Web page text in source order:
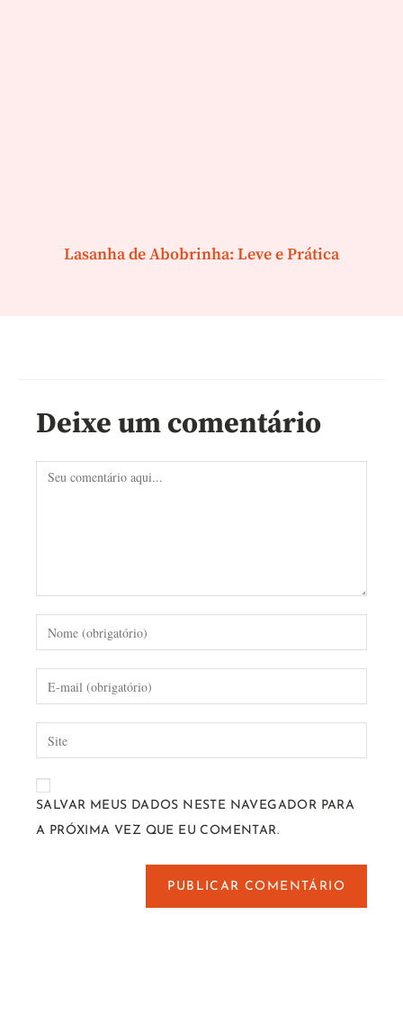
Lasanha de Abobrinha: Leve e Prática
Deixe um comentário
SALVAR MEUS DADOS NESTE NAVEGADOR PARA
A PRÓXIMA VEZ QUE EU COMENTAR.